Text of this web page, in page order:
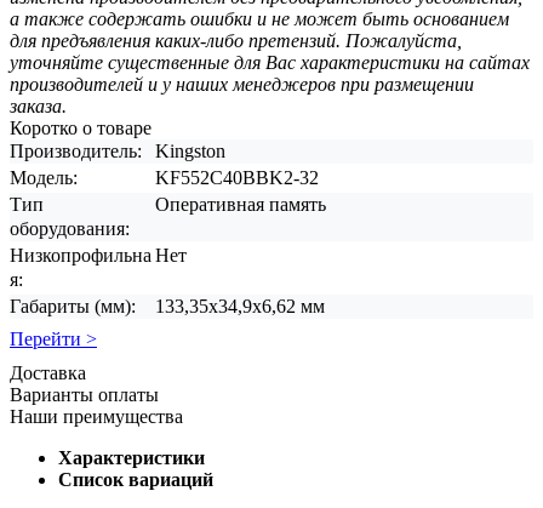
а также содержать ошибки и не может быть основанием
для предъявления каких-либо претензий. Пожалуйста,
уточняйте существенные для Вас характеристики на сайтах
производителей и у наших менеджеров при размещении
заказа.
Коротко о товаре
Производитель:
Kingston
Модель:
KF552C40BBK2-32
Тип
оборудования:
Оперативная память
Низкопрофильна
я:
Нет
Габариты (мм):
133,35х34,9х6,62 мм
Перейти >
Доставка
Варианты оплаты
Наши преимущества
Характеристики
Список вариаций